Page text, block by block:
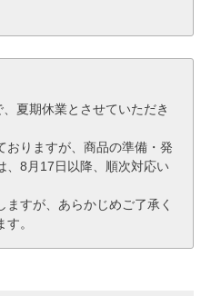
夏期休業とさせていただき
おりますが、商品の準備・発
、8月17日以降、順次対応い
すが、あらかじめご了承く
。